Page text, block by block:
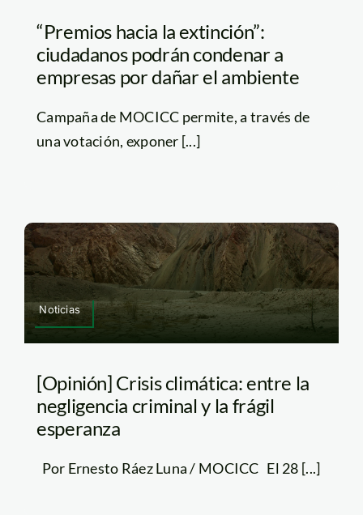
“Premios hacia la extinción”:
ciudadanos podrán condenar a
empresas por dañar el ambiente
Campaña de MOCICC permite, a través de
una votación, exponer [...]
Noticias
[Opinión] Crisis climática: entre la
negligencia criminal y la frágil
esperanza
Por Ernesto Ráez Luna / MOCICC El 28 [...]